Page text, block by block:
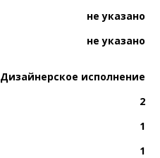
не указано
не указано
Дизайнерское исполнение
2
1
1